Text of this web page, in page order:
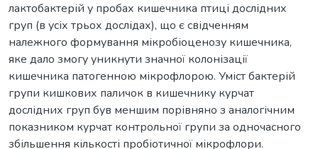
лактобактерій у пробах кишечника птиці дослідних
груп (в усіх трьох дослідах), що є свідченням
належного формування мікробіоценозу кишечника,
яке дало змогу уникнути значної колонізації
кишечника патогенною мікрофлорою. Уміст бактерій
групи кишкових паличок в кишечнику курчат
дослідних груп був меншим порівняно з аналогічним
показником курчат контрольної групи за одночасного
збільшення кількості пробіотичної мікрофлори.